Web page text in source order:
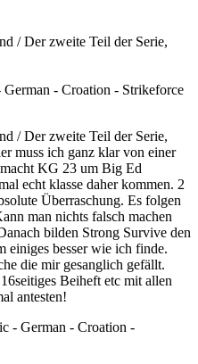
/ Der zweite Teil der Serie,
- Croation - Strikeforce
/ Der zweite Teil der Serie,
muss ich ganz klar von einer
KG 23 um Big Ed
echt klasse daher kommen. 2
Überraschung. Es folgen
man nichts falsch machen
bilden Strong Survive den
einiges besser wie ich finde.
die mir gesanglich gefällt.
Beiheft etc mit allen
antesten!
- German - Croation -